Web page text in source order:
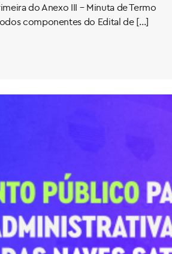
do Anexo III – Minuta de Termo
componentes do Edital de […]